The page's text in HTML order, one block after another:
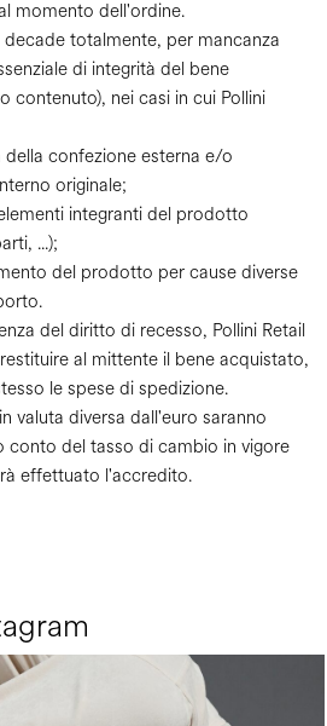
momento dell'ordine.
totalmente, per mancanza
di integrità del bene
contenuto), nei casi in cui Pollini
della confezione esterna e/o
originale;
integranti del prodotto
...);
del prodotto per cause diverse
del diritto di recesso, Pollini Retail
al mittente il bene acquistato,
le spese di spedizione.
valuta diversa dall'euro saranno
conto del tasso di cambio in vigore
effettuato l'accredito.